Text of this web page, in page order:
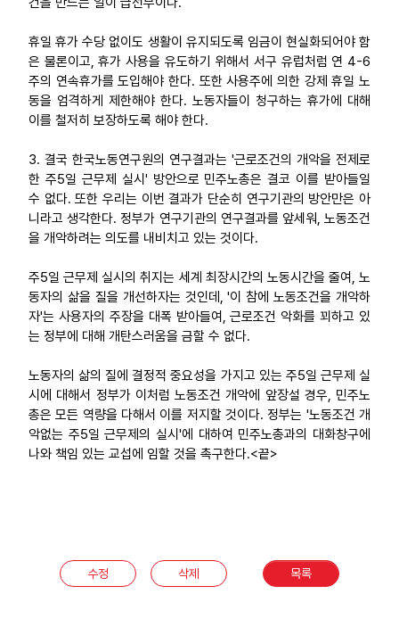
휴일 휴가 수당 없이도 생활이 유지되도록 임금이 현실화되어야 함
은 물론이고, 휴가 사용을 유도하기 위해서 서구 유럽처럼 연 4-6
주의 연속휴가를 도입해야 한다. 또한 사용주에 의한 강제 휴일 노
동을 엄격하게 제한해야 한다. 노동자들이 청구하는 휴가에 대해
이를 철저히 보장하도록 해야 한다.
3. 결국 한국노동연구원의 연구결과는 '근로조건의 개악을 전제로
한 주5일 근무제 실시' 방안으로 민주노총은 결코 이를 받아들일
수 없다. 또한 우리는 이번 결과가 단순히 연구기관의 방안만은 아
니라고 생각한다. 정부가 연구기관의 연구결과를 앞세워, 노동조건
을 개악하려는 의도를 내비치고 있는 것이다.
주5일 근무제 실시의 취지는 세계 최장시간의 노동시간을 줄여, 노
동자의 삶을 질을 개선하자는 것인데, '이 참에 노동조건을 개악하
자'는 사용자의 주장을 대폭 받아들여, 근로조건 악화를 꾀하고 있
는 정부에 대해 개탄스러움을 금할 수 없다.
노동자의 삶의 질에 결정적 중요성을 가지고 있는 주5일 근무제 실
시에 대해서 정부가 이처럼 노동조건 개악에 앞장설 경우, 민주노
총은 모든 역량을 다해서 이를 저지할 것이다. 정부는 '노동조건 개
악없는 주5일 근무제의 실시'에 대하여 민주노총과의 대화창구에
나와 책임 있는 교섭에 임할 것을 촉구한다.<끝>
수정 삭제 목록